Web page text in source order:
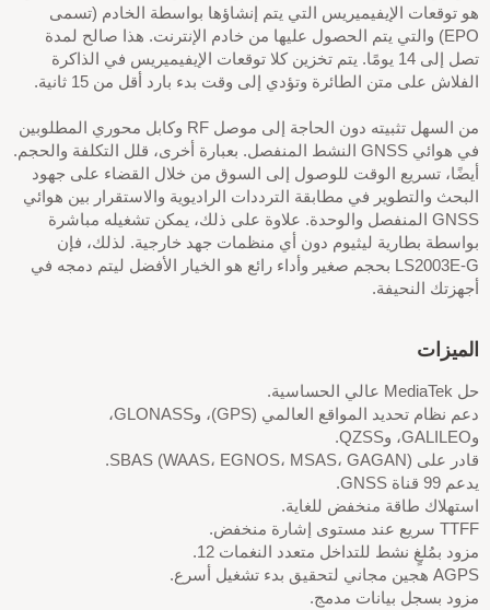
هو توقعات الإيفيميريس التي يتم إنشاؤها بواسطة الخادم (تسمى
EPO) والتي يتم الحصول عليها من خادم الإنترنت. هذا صالح لمدة
تصل إلى 14 يومًا. يتم تخزين كلا توقعات الإيفيميريس في الذاكرة
الفلاش على متن الطائرة وتؤدي إلى وقت بدء بارد أقل من 15 ثانية.
من السهل تثبيته دون الحاجة إلى موصل RF وكابل محوري المطلوبين
في هوائي GNSS النشط المنفصل. بعبارة أخرى، قلل التكلفة والحجم.
أيضًا، تسريع الوقت للوصول إلى السوق من خلال القضاء على جهود
البحث والتطوير في مطابقة الترددات الراديوية والاستقرار بين هوائي
GNSS المنفصل والوحدة. علاوة على ذلك، يمكن تشغيله مباشرة
بواسطة بطارية ليثيوم دون أي منظمات جهد خارجية. لذلك، فإن
LS2003E-G بحجم صغير وأداء رائع هو الخيار الأفضل ليتم دمجه في
أجهزتك النحيفة.
الميزات
حل MediaTek عالي الحساسية.
دعم نظام تحديد المواقع العالمي (GPS)، وGLONASS،
وGALILEO، وQZSS.
قادر على SBAS (WAAS، EGNOS، MSAS، GAGAN).
يدعم 99 قناة GNSS.
استهلاك طاقة منخفض للغاية.
TTFF سريع عند مستوى إشارة منخفض.
مزود بمُلغٍ نشط للتداخل متعدد النغمات 12.
AGPS هجين مجاني لتحقيق بدء تشغيل أسرع.
مزود بسجل بيانات مدمج.